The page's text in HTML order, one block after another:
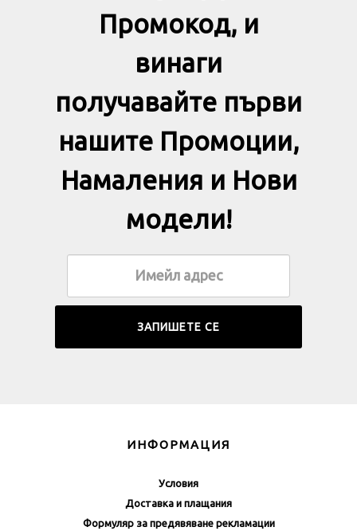
Промокод, и
винаги
получавайте първи
нашите Промоции,
Намаления и Нови
модели!
ИНФОРМАЦИЯ
Условия
Доставка и плащания
Формуляр за предявяване рекламации